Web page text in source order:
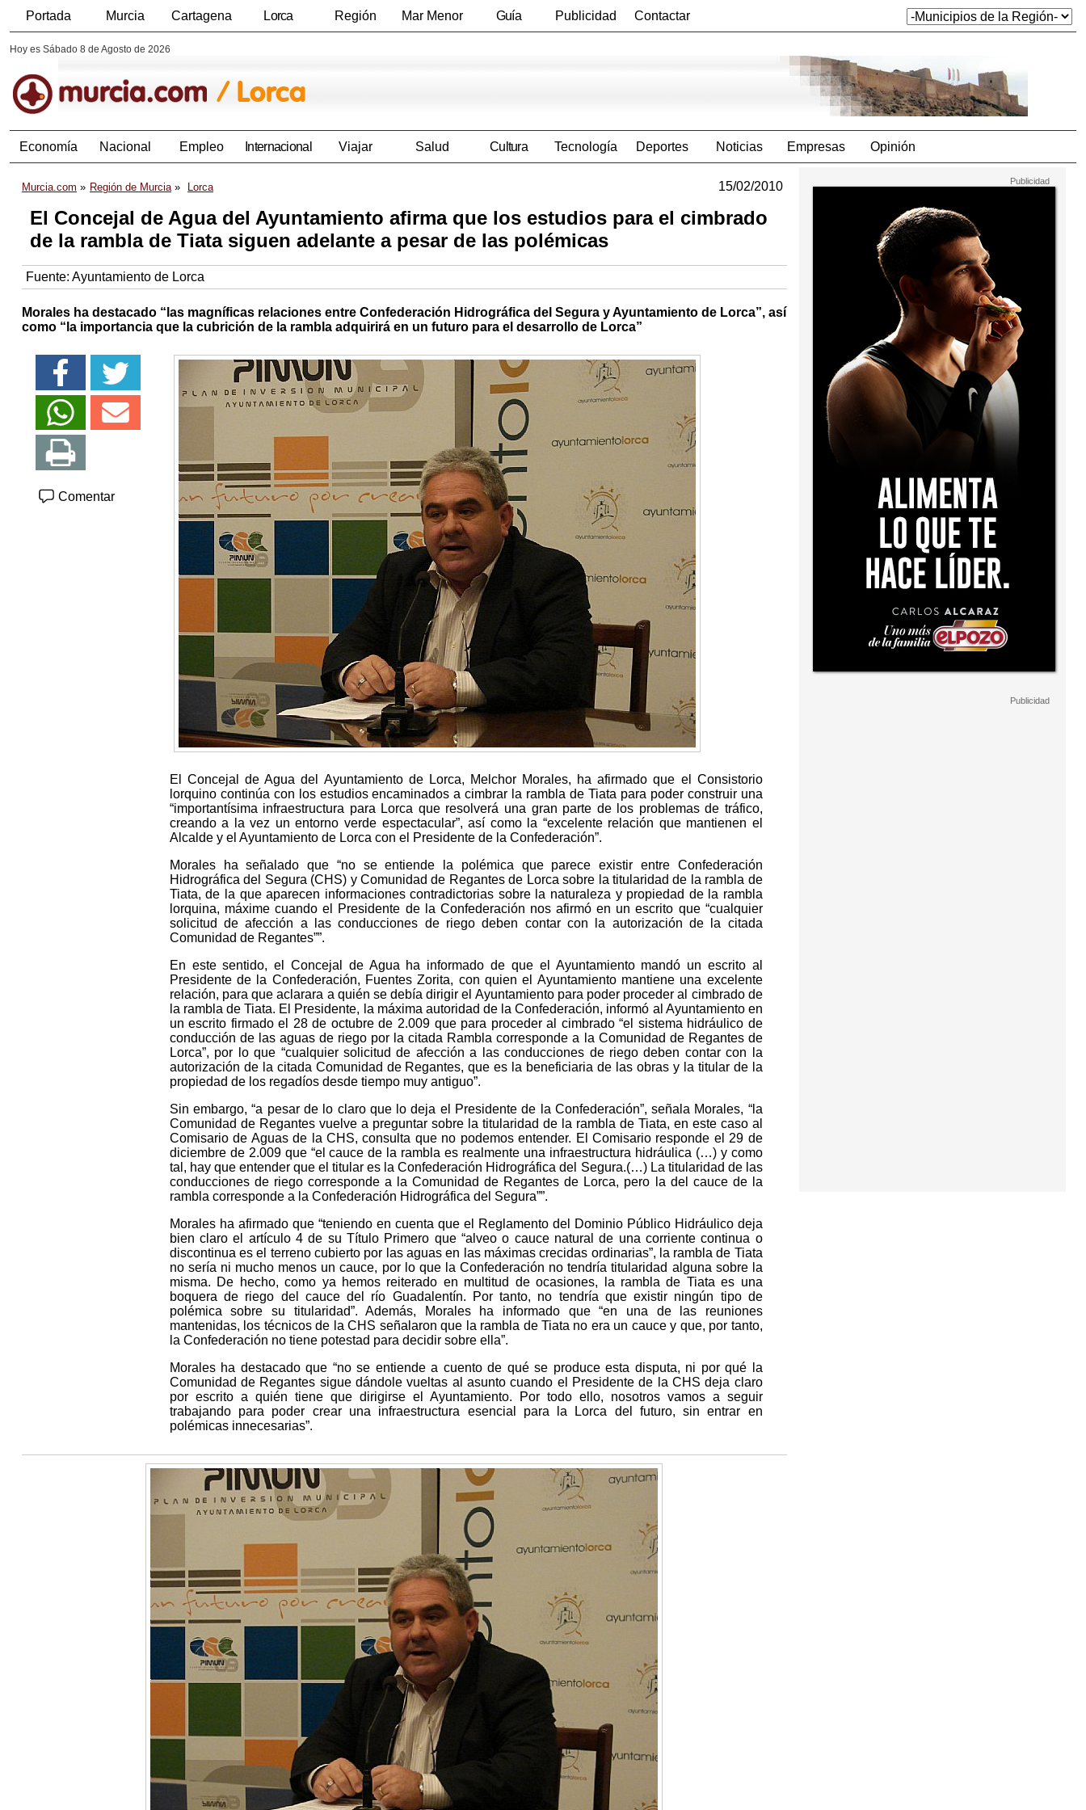
Portada Murcia Cartagena Lorca Región Mar Menor Guía Publicidad Contactar
Hoy es Sábado 8 de Agosto de 2026
Economía Nacional Empleo Internacional Viajar Salud Cultura Tecnología Deportes Noticias Empresas Opinión
Murcia.com Región de Murcia Lorca 15/02/2010
El Concejal de Agua del Ayuntamiento afirma que los estudios para el cimbrado
de la rambla de Tiata siguen adelante a pesar de las polémicas
Fuente: Ayuntamiento de Lorca
Morales ha destacado “las magníficas relaciones entre Confederación Hidrográfica del Segura y Ayuntamiento de Lorca”, así
como “la importancia que la cubrición de la rambla adquirirá en un futuro para el desarrollo de Lorca”
Comentar
El Concejal de Agua del Ayuntamiento de Lorca, Melchor Morales, ha afirmado que el Consistorio
lorquino continúa con los estudios encaminados a cimbrar la rambla de Tiata para poder construir una
“importantísima infraestructura para Lorca que resolverá una gran parte de los problemas de tráfico,
creando a la vez un entorno verde espectacular”, así como la “excelente relación que mantienen el
Alcalde y el Ayuntamiento de Lorca con el Presidente de la Confederación”.
Morales ha señalado que “no se entiende la polémica que parece existir entre Confederación
Hidrográfica del Segura (CHS) y Comunidad de Regantes de Lorca sobre la titularidad de la rambla de
Tiata, de la que aparecen informaciones contradictorias sobre la naturaleza y propiedad de la rambla
lorquina, máxime cuando el Presidente de la Confederación nos afirmó en un escrito que “cualquier
solicitud de afección a las conducciones de riego deben contar con la autorización de la citada
Comunidad de Regantes””.
En este sentido, el Concejal de Agua ha informado de que el Ayuntamiento mandó un escrito al
Presidente de la Confederación, Fuentes Zorita, con quien el Ayuntamiento mantiene una excelente
relación, para que aclarara a quién se debía dirigir el Ayuntamiento para poder proceder al cimbrado de
la rambla de Tiata. El Presidente, la máxima autoridad de la Confederación, informó al Ayuntamiento en
un escrito firmado el 28 de octubre de 2.009 que para proceder al cimbrado “el sistema hidráulico de
conducción de las aguas de riego por la citada Rambla corresponde a la Comunidad de Regantes de
Lorca”, por lo que “cualquier solicitud de afección a las conducciones de riego deben contar con la
autorización de la citada Comunidad de Regantes, que es la beneficiaria de las obras y la titular de la
propiedad de los regadíos desde tiempo muy antiguo”.
Sin embargo, “a pesar de lo claro que lo deja el Presidente de la Confederación”, señala Morales, “la
Comunidad de Regantes vuelve a preguntar sobre la titularidad de la rambla de Tiata, en este caso al
Comisario de Aguas de la CHS, consulta que no podemos entender. El Comisario responde el 29 de
diciembre de 2.009 que “el cauce de la rambla es realmente una infraestructura hidráulica (…) y como
tal, hay que entender que el titular es la Confederación Hidrográfica del Segura.(…) La titularidad de las
conducciones de riego corresponde a la Comunidad de Regantes de Lorca, pero la del cauce de la
rambla corresponde a la Confederación Hidrográfica del Segura””.
Morales ha afirmado que “teniendo en cuenta que el Reglamento del Dominio Público Hidráulico deja
bien claro el artículo 4 de su Título Primero que “alveo o cauce natural de una corriente continua o
discontinua es el terreno cubierto por las aguas en las máximas crecidas ordinarias”, la rambla de Tiata
no sería ni mucho menos un cauce, por lo que la Confederación no tendría titularidad alguna sobre la
misma. De hecho, como ya hemos reiterado en multitud de ocasiones, la rambla de Tiata es una
boquera de riego del cauce del río Guadalentín. Por tanto, no tendría que existir ningún tipo de
polémica sobre su titularidad”. Además, Morales ha informado que “en una de las reuniones
mantenidas, los técnicos de la CHS señalaron que la rambla de Tiata no era un cauce y que, por tanto,
la Confederación no tiene potestad para decidir sobre ella”.
Morales ha destacado que “no se entiende a cuento de qué se produce esta disputa, ni por qué la
Comunidad de Regantes sigue dándole vueltas al asunto cuando el Presidente de la CHS deja claro
por escrito a quién tiene que dirigirse el Ayuntamiento. Por todo ello, nosotros vamos a seguir
trabajando para poder crear una infraestructura esencial para la Lorca del futuro, sin entrar en
polémicas innecesarias”.